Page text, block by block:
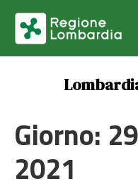
Giorno:
2021